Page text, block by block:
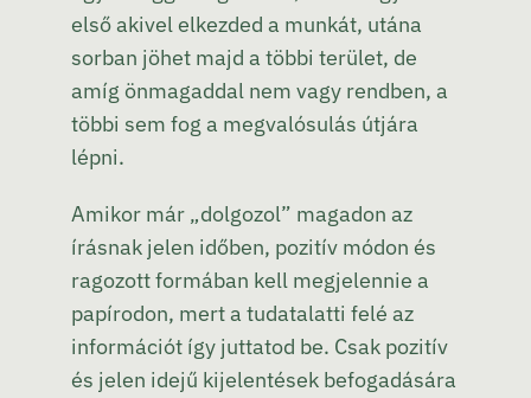
első akivel elkezded a munkát, utána
sorban jöhet majd a többi terület, de
amíg önmagaddal nem vagy rendben, a
többi sem fog a megvalósulás útjára
lépni.
Amikor már „dolgozol” magadon az
írásnak jelen időben, pozitív módon és
ragozott formában kell megjelennie a
papírodon, mert a tudatalatti felé az
információt így juttatod be. Csak pozitív
és jelen idejű kijelentések befogadására